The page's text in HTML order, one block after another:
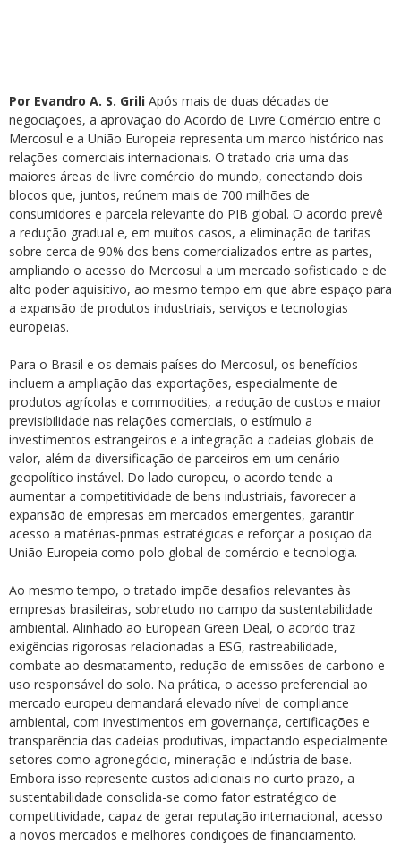
Por Evandro A. S. Grili Após mais de duas décadas de
negociações, a aprovação do Acordo de Livre Comércio entre o
Mercosul e a União Europeia representa um marco histórico nas
relações comerciais internacionais. O tratado cria uma das
maiores áreas de livre comércio do mundo, conectando dois
blocos que, juntos, reúnem mais de 700 milhões de
consumidores e parcela relevante do PIB global. O acordo prevê
a redução gradual e, em muitos casos, a eliminação de tarifas
sobre cerca de 90% dos bens comercializados entre as partes,
ampliando o acesso do Mercosul a um mercado sofisticado e de
alto poder aquisitivo, ao mesmo tempo em que abre espaço para
a expansão de produtos industriais, serviços e tecnologias
europeias.
Para o Brasil e os demais países do Mercosul, os benefícios
incluem a ampliação das exportações, especialmente de
produtos agrícolas e commodities, a redução de custos e maior
previsibilidade nas relações comerciais, o estímulo a
investimentos estrangeiros e a integração a cadeias globais de
valor, além da diversificação de parceiros em um cenário
geopolítico instável. Do lado europeu, o acordo tende a
aumentar a competitividade de bens industriais, favorecer a
expansão de empresas em mercados emergentes, garantir
acesso a matérias-primas estratégicas e reforçar a posição da
União Europeia como polo global de comércio e tecnologia.
Ao mesmo tempo, o tratado impõe desafios relevantes às
empresas brasileiras, sobretudo no campo da sustentabilidade
ambiental. Alinhado ao European Green Deal, o acordo traz
exigências rigorosas relacionadas a ESG, rastreabilidade,
combate ao desmatamento, redução de emissões de carbono e
uso responsável do solo. Na prática, o acesso preferencial ao
mercado europeu demandará elevado nível de compliance
ambiental, com investimentos em governança, certificações e
transparência das cadeias produtivas, impactando especialmente
setores como agronegócio, mineração e indústria de base.
Embora isso represente custos adicionais no curto prazo, a
sustentabilidade consolida-se como fator estratégico de
competitividade, capaz de gerar reputação internacional, acesso
a novos mercados e melhores condições de financiamento.